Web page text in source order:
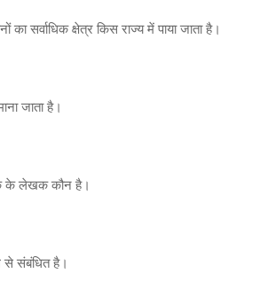
सर्वाधिक क्षेत्र किस राज्य में पाया जाता है।
जाता है।
के लेखक कौन है।
से संबंधित है।